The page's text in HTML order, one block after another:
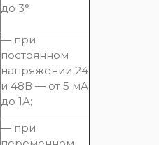
до 3°
— при
постоянном
напряжении 24
и 48В — от 5 мА
до 1А;
— при